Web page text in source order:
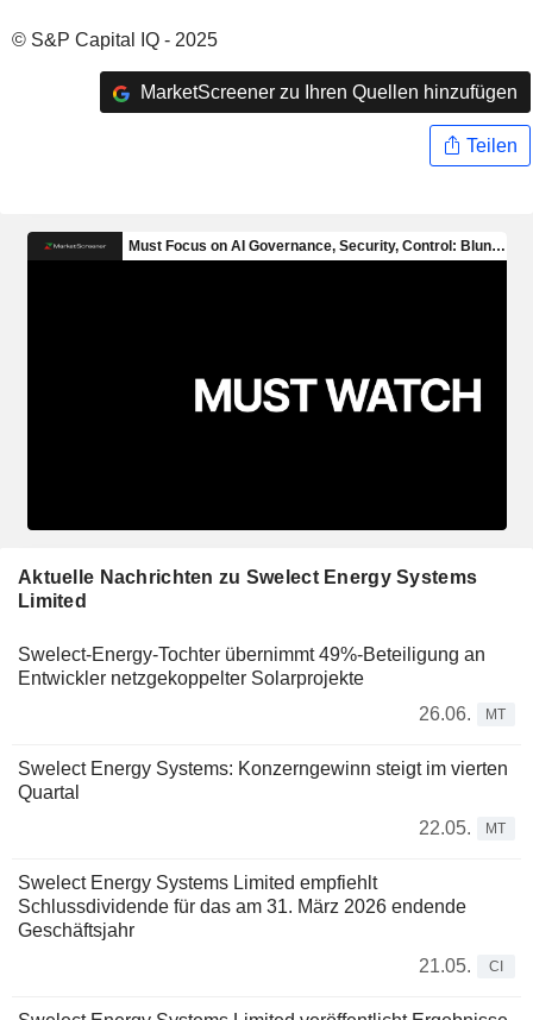
© S&P Capital IQ - 2025
MarketScreener zu Ihren Quellen hinzufügen
Teilen
Aktuelle Nachrichten zu Swelect Energy Systems
Limited
Swelect-Energy-Tochter übernimmt 49%-Beteiligung an
Entwickler netzgekoppelter Solarprojekte
26.06.
MT
Swelect Energy Systems: Konzerngewinn steigt im vierten
Quartal
22.05.
MT
Swelect Energy Systems Limited empfiehlt
Schlussdividende für das am 31. März 2026 endende
Geschäftsjahr
21.05.
CI